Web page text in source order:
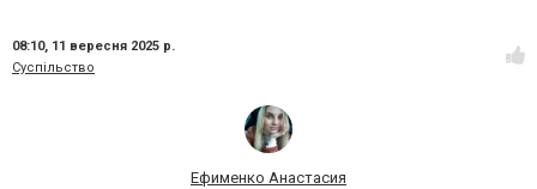
08:10, 11 вересня 2025 р.
Суспільство
Ефименко Анастасия